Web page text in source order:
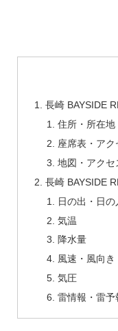
長崎 BAYSIDE
住所・所在地
座席表・ア
地図・アクセ
長崎 BAYSIDE
日の出・日の
気温
降水量
風速・風向き
気圧
雷情報・雷予